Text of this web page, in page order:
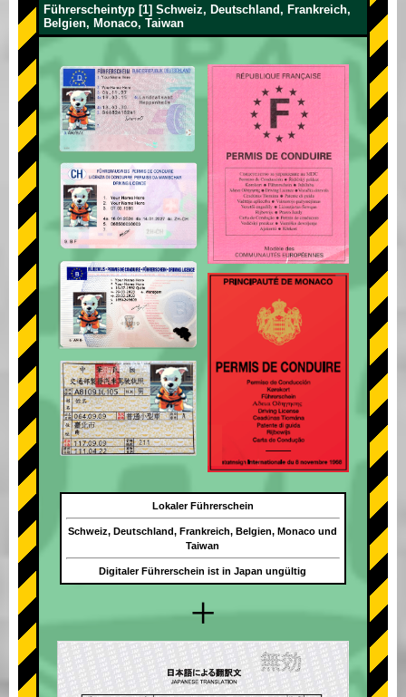
Führerscheintyp [1] Schweiz, Deutschland, Frankreich,
Belgien, Monaco, Taiwan
+
Lokaler Führerschein
Schweiz, Deutschland, Frankreich, Belgien, Monaco und
Taiwan
Digitaler Führerschein ist in Japan ungültig